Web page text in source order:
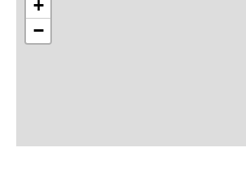
+
−